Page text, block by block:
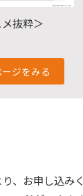
抜粋＞
ジをみる
、お申し込み